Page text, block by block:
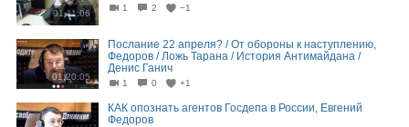
01:11:06
1 2 −1
01:20:05
Послание 22 апреля? / От обороны к наступлению,
Федоров / Ложь Тарана / История Антимайдана /
Денис Ганич
1 0 +1
КАК опознать агентов Госдепа в России, Евгений
Федоров